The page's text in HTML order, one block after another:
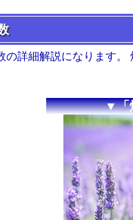
の詳細解説になります
▼「